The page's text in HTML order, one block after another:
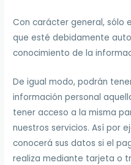
Con carácter general, sólo
que esté debidamente
conocimiento de la
De igual modo, podrán
información personal
tener acceso a la misma
nuestros servicios. Así por
conocerá sus datos si el
realiza mediante tarjeta o